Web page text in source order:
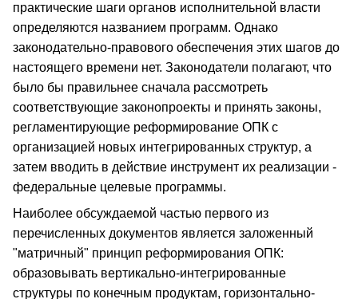
практические шаги органов исполнительной власти
определяются названием программ. Однако
законодательно-правового обеспечения этих шагов до
настоящего времени нет. Законодатели полагают, что
было бы правильнее сначала рассмотреть
соответствующие законопроекты и принять законы,
регламентирующие реформирование ОПК с
организацией новых интегрированных структур, а
затем вводить в действие инструмент их реализации -
федеральные целевые программы.
Наиболее обсуждаемой частью первого из
перечисленных документов является заложенный
"матричный" принцип реформирования ОПК:
образовывать вертикально-интегрированные
структуры по конечным продуктам, горизонтально-